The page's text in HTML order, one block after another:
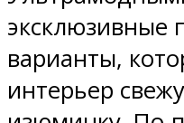
эксклюзивные
варианты,
интерьер